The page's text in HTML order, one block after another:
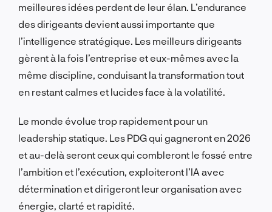
meilleures idées perdent de leur élan. L’endurance
des dirigeants devient aussi importante que
l’intelligence stratégique. Les meilleurs dirigeants
gèrent à la fois l’entreprise et eux-mêmes avec la
même discipline, conduisant la transformation tout
en restant calmes et lucides face à la volatilité.
Le monde évolue trop rapidement pour un
leadership statique. Les PDG qui gagneront en 2026
et au-delà seront ceux qui combleront le fossé entre
l’ambition et l’exécution, exploiteront l’IA avec
détermination et dirigeront leur organisation avec
énergie, clarté et rapidité.